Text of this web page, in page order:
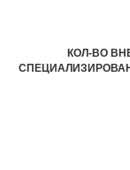
КОЛ-ВО